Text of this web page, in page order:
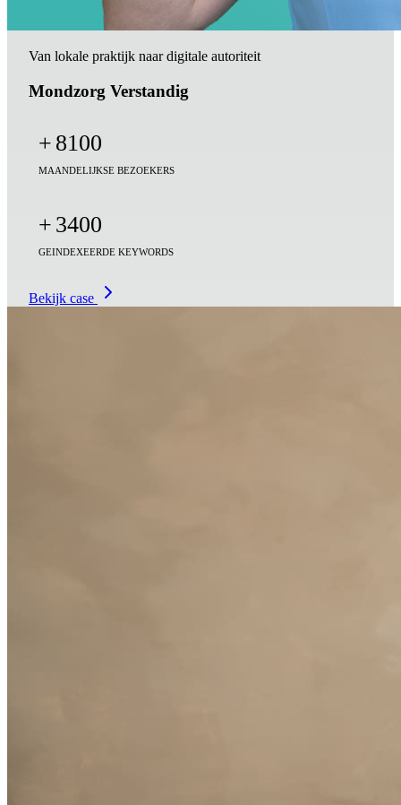
Van lokale praktijk naar digitale autoriteit
Mondzorg Verstandig
+ 8100
MAANDELIJKSE BEZOEKERS
+ 3400
GEINDEXEERDE KEYWORDS
Bekijk case